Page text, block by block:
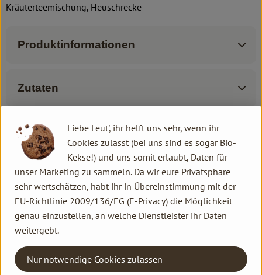
Kräuterteemischung, Heuschrecke
Produktinformationen
Zutaten
Produktdatenblatt
Herkunft
Hersteller: HEU
Deutschland
Heuschrecke
Liebe Leut', ihr helft uns sehr, wenn ihr
Cookies zulasst (bei uns sind es sogar Bio-
Kekse!) und uns somit erlaubt, Daten für
unser Marketing zu sammeln. Da wir eure Privatsphäre
sehr wertschätzen, habt ihr in Übereinstimmung mit der
EU-Richtlinie 2009/136/EG (E-Privacy) die Möglichkeit
genau einzustellen, an welche Dienstleister ihr Daten
weitergebt.
Nur notwendige Cookies zulassen